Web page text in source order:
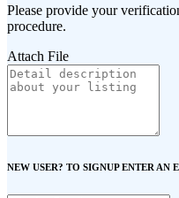
Please provide your
procedure.
Attach File
NEW USER? TO SIGNUP ENTER AN